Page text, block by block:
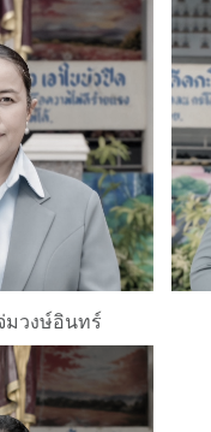
มวงษ์อินทร์